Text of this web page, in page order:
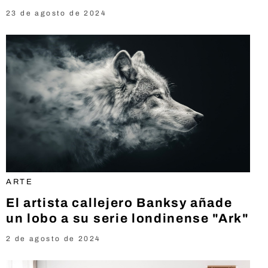
23 de agosto de 2024
ARTE
El artista callejero Banksy añade
un lobo a su serie londinense "Ark"
2 de agosto de 2024